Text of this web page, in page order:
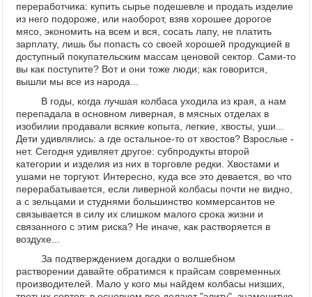
переработчика: купить сырье подешевле и продать изделие
из него подороже, или наоборот, взяв хорошее дорогое
мясо, экономить на всем и вся, сосать лапу, не платить
зарплату, лишь бы попасть со своей хорошей продукцией в
доступный покупательским массам ценовой сектор. Сами-то
вы как поступите? Вот и они тоже люди; как говорится,
вышли мы все из народа...
В годы, когда лучшая колбаса уходила из края, а нам
перепадала в основном ливерная, в мясных отделах в
изобилии продавали всякие копыта, легкие, хвосты, уши...
Дети удивлялись: а где остальное-то от хвостов? Взрослые -
нет. Сегодня удивляет другое: субпродукты второй
категории и изделия из них в торговле редки. Хвостами и
ушами не торгуют. Интересно, куда все это девается, во что
перерабатывается, если ливерной колбасы почти не видно,
а с зельцами и студнями большинство коммерсантов не
связывается в силу их слишком малого срока жизни и
связанного с этим риска? Не иначе, как растворяется в
воздухе...
За подтверждением догадки о волшебном
растворении давайте обратимся к прайсам современных
производителей. Мало у кого мы найдем колбасы низших,